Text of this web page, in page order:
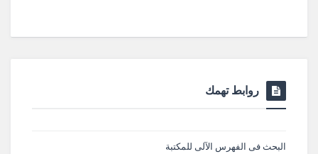
روابط تهمك
البحث فى الفهرس الآلى للمكتبة